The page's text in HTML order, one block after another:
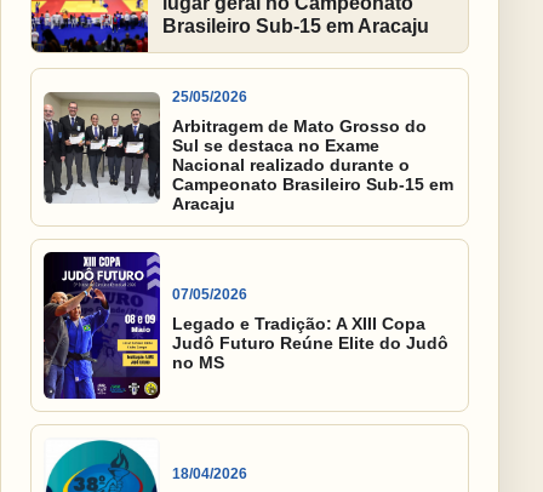
Brasileiro Sub-15 em Aracaju
25/05/2026
Arbitragem de Mato Grosso do
Sul se destaca no Exame
Nacional realizado durante o
Campeonato Brasileiro Sub-15 em
Aracaju
07/05/2026
Legado e Tradição: A XIII Copa
Judô Futuro Reúne Elite do Judô
no MS
18/04/2026